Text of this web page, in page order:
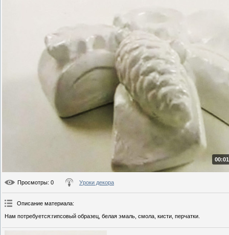
Просмотры: 0 Уроки декора
Описание материала:
Нам потребуется:гипсовый образец, белая эмаль, смола, кисти, перчатки.